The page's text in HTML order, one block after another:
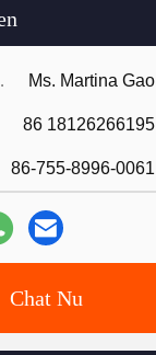
Ms. Martina Gao
86 18126266195
86-755-8996-0061
Chat Nu